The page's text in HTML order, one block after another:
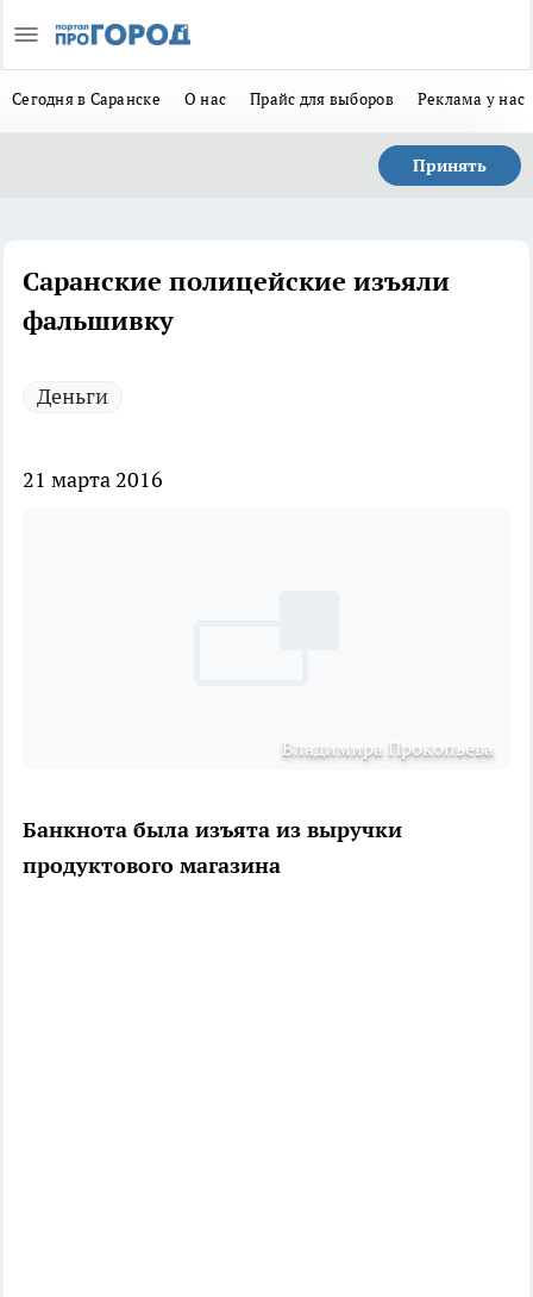
Сегодня в Саранске О нас Прайс для выборов Реклама у нас
Принять
Саранские полицейские изъяли
фальшивку
Деньги
21 марта 2016
Владимира Прокопьева
Банкнота была изъята из выручки
продуктового магазина